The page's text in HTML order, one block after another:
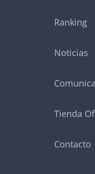
Ranking
Noticias
Tienda
Contacto